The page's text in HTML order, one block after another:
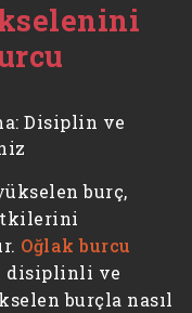
Disiplin ve
burç,
Oğlak burcu
disiplinli ve
burçla nasıl